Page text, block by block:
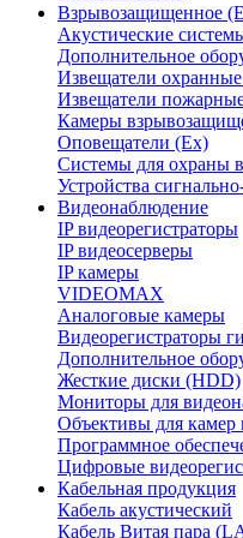
Взрывозащищенное
Акустические
Дополнительное
Извещатели
Извещатели
Камеры
Оповещатели (Ex)
Системы для охраны
Устройства
Видеонаблюдение
IP видеорегистраторы
IP видеосерверы
IP камеры
VIDEOMAX
Аналоговые камеры
Видеорегистраторы
Дополнительное
Жесткие диски (HDD)
Мониторы для
Объективы для камер
Программное
Цифровые
Кабельная продукция
Кабель акустический
Кабель Витая пара